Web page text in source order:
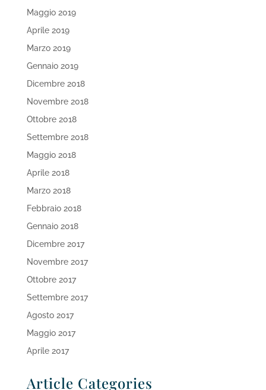
Maggio 2019
Aprile 2019
Marzo 2019
Gennaio 2019
Dicembre 2018
Novembre 2018
Ottobre 2018
Settembre 2018
Maggio 2018
Aprile 2018
Marzo 2018
Febbraio 2018
Gennaio 2018
Dicembre 2017
Novembre 2017
Ottobre 2017
Settembre 2017
Agosto 2017
Maggio 2017
Aprile 2017
Article Categories